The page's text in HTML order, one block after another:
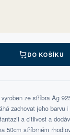
DO KOŠÍKU
ze stříbra Ag
zachovat jeho barvu
a citlivost a
50cm stříbrném